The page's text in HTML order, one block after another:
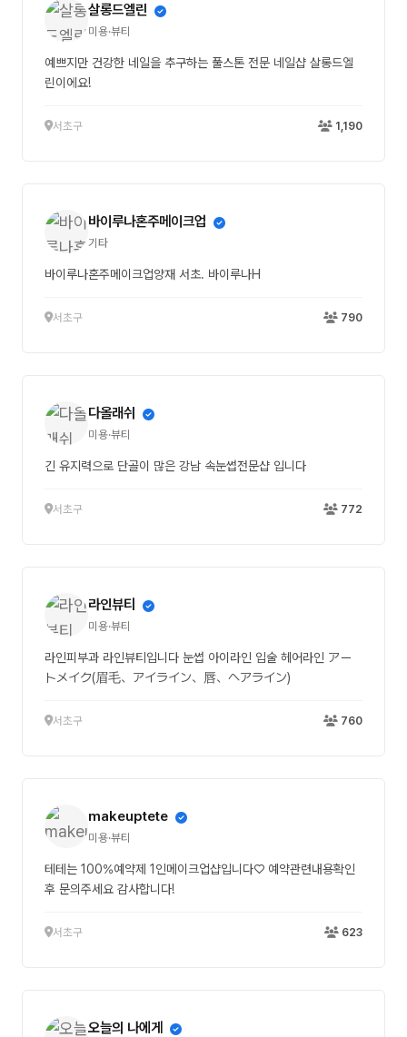
살롱드엘린
미용·뷰티
예쁘지만 건강한 네일을 추구하는 풀스톤 전문 네일샵 살롱드엘
린이에요!
서초구 1,190
바이루나혼주메이크업
기타
바이루나혼주메이크업양재 서초. 바이루나H
서초구 790
다올래쉬
미용·뷰티
긴 유지력으로 단골이 많은 강남 속눈썹전문샵 입니다
서초구 772
라인뷰티
미용·뷰티
라인피부과 라인뷰티입니다 눈썹 아이라인 입술 헤어라인 アー
トメイク(眉毛、アイライン、唇、ヘアライン)
서초구 760
makeuptete
미용·뷰티
테테는 100%예약제 1인메이크업샵입니다♡ 예약관련내용확인
후 문의주세요 감사합니다!
서초구 623
오늘의 나에게